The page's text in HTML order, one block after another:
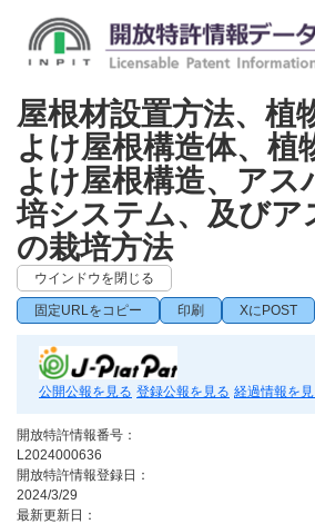
屋根材設置方法、植
よけ屋根構造体、植
よけ屋根構造、アス
培システム、及びア
の栽培方法
ウインドウを閉じる
固定URLをコピー 印刷 XにPOST
公開公報を見る 登録公報を見る 経過情報を
開放特許情報番号：
L2024000636
開放特許情報登録日：
2024/3/29
最新更新日：